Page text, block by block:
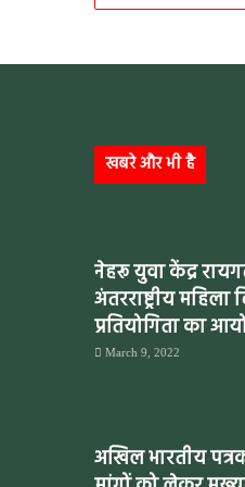
खबरे और भी है
नेहरू युवा केंद्र
अंतरराष्ट्रीय
प्रतियोगिता का
March 9, 2022
अखिल भारतीय